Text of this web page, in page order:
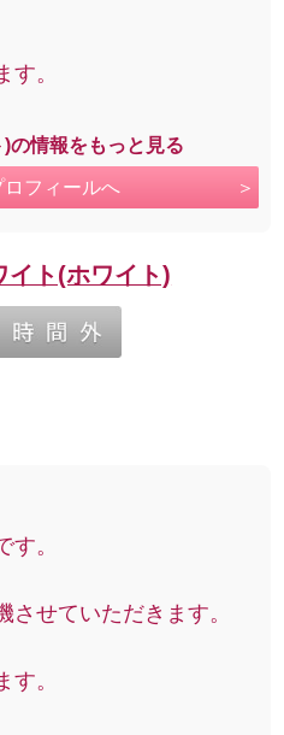
す。
の情報をもっと見る
ロフィールへ
イト(ホワイト)
。
せていただきます。
す。